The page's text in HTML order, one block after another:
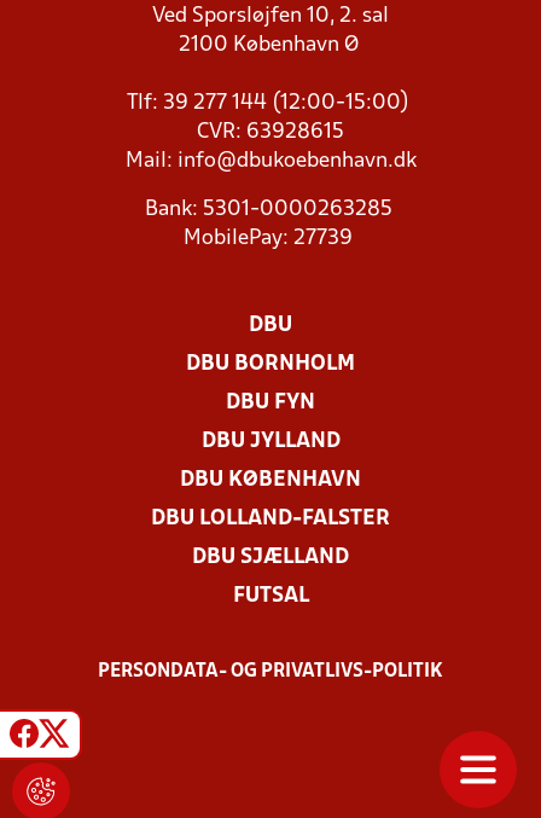
Ved Sporsløjfen 10, 2. sal
2100 København Ø
Tlf: 39 277 144 (12:00-15:00)
CVR: 63928615
Mail: info@dbukoebenhavn.dk
Bank: 5301-0000263285
MobilePay: 27739
DBU
DBU BORNHOLM
DBU FYN
DBU JYLLAND
DBU KØBENHAVN
DBU LOLLAND-FALSTER
DBU SJÆLLAND
FUTSAL
PERSONDATA- OG PRIVATLIVS-POLITIK